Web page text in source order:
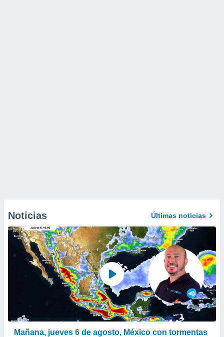
Noticias Últimas noticias
Mañana, jueves 6 de agosto, México con tormentas